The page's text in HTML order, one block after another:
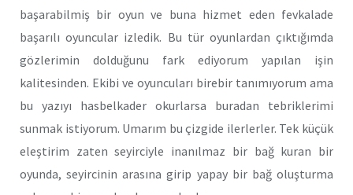
başarabilmiş bir oyun ve buna hizmet eden fevkalade
başarılı oyuncular izledik. Bu tür oyunlardan çıktığımda
gözlerimin dolduğunu fark ediyorum yapılan işin
kalitesinden. Ekibi ve oyuncuları birebir tanımıyorum ama
bu yazıyı hasbelkader okurlarsa buradan tebriklerimi
sunmak istiyorum. Umarım bu çizgide ilerlerler. Tek küçük
eleştirim zaten seyirciyle inanılmaz bir bağ kuran bir
oyunda, seyircinin arasına girip yapay bir bağ oluşturma